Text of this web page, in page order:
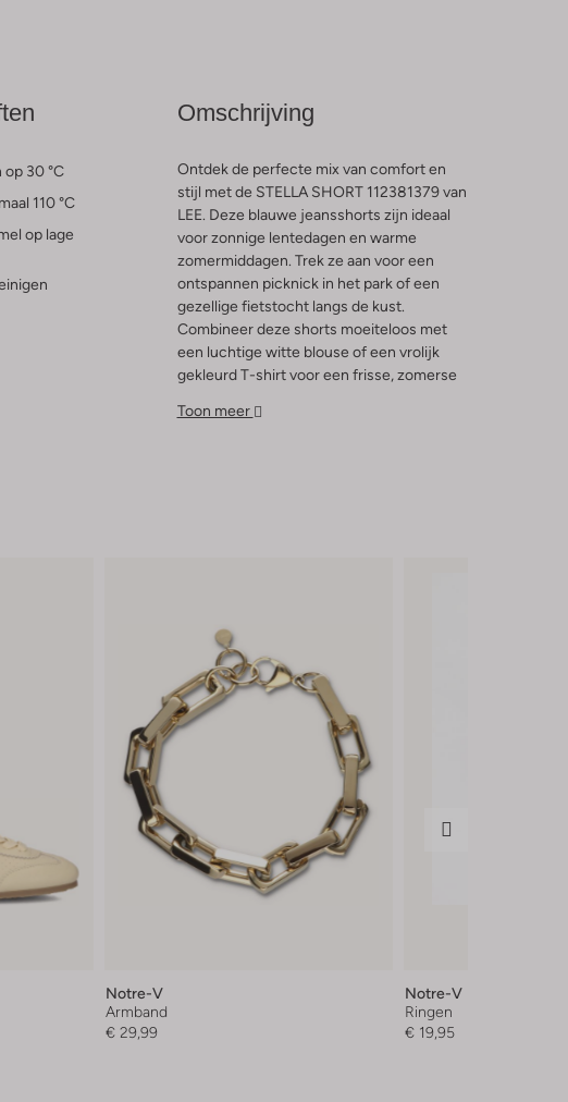
op 30 °C
110 °C
op lage
Omschrijving
Ontdek de perfecte mix van comfort en
stijl met de STELLA SHORT 112381379 van
LEE. Deze blauwe jeansshorts zijn ideaal
voor zonnige lentedagen en warme
zomermiddagen. Trek ze aan voor een
ontspannen picknick in het park of een
gezellige fietstocht langs de kust.
Combineer deze shorts moeiteloos met
een luchtige witte blouse of een vrolijk
gekleurd T-shirt voor een frisse, zomerse
je de vrijheid om te bewegen en te
Toon meer
Notre-V
Armband
€ 29,99
Notre-V
Ringen
€ 19,95